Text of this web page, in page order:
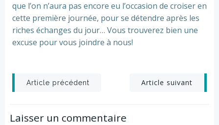
que l’on n’aura pas encore eu l’occasion de croiser en
cette première journée, pour se détendre après les
riches échanges du jour… Vous trouverez bien une
excuse pour vous joindre à nous!
Post
navigation
Article précédent
Post
navigation
Article suivant
Laisser un commentaire